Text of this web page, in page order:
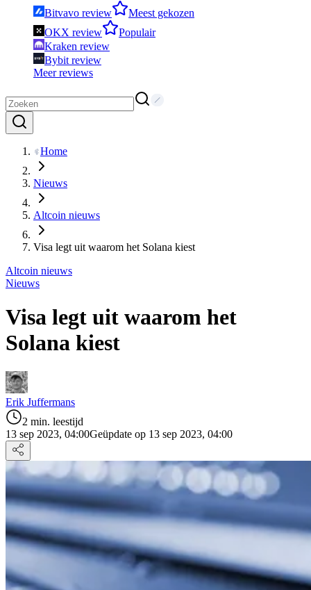
Bitvavo review
Meest gekozen
OKX review
Populair
Kraken review
Bybit review
Meer reviews
Home
Nieuws
Altcoin nieuws
Visa legt uit waarom het Solana kiest
Altcoin nieuws
Nieuws
Visa legt uit waarom het
Solana kiest
Erik Juffermans
2 min. leestijd
13 sep 2023, 04:00Geüpdate op 13 sep 2023, 04:00